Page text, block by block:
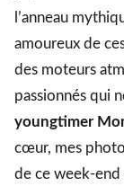
l’anneau
amoureux de
des moteurs
passionnés qui
youngtimer
cœur, mes
de ce week-